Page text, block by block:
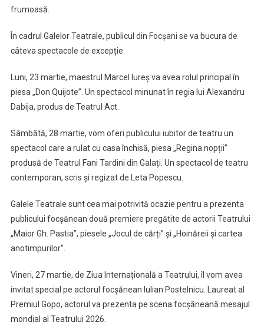
frumoasă.
În cadrul Galelor Teatrale, publicul din Focșani se va bucura de
câteva spectacole de excepție.
Luni, 23 martie, maestrul Marcel Iureș va avea rolul principal în
piesa „Don Quijote”. Un spectacol minunat în regia lui Alexandru
Dabija, produs de Teatrul Act.
Sâmbătă, 28 martie, vom oferi publicului iubitor de teatru un
spectacol care a rulat cu casa închisă, piesa „Regina nopții”
produsă de Teatrul Fani Tardini din Galați. Un spectacol de teatru
contemporan, scris și regizat de Leta Popescu.
Galele Teatrale sunt cea mai potrivită ocazie pentru a prezenta
publicului focșănean două premiere pregătite de actorii Teatrului
„Maior Gh. Pastia”, piesele „Jocul de cărți” și „Hoinăreii și cartea
anotimpurilor”.
Vineri, 27 martie, de Ziua Internațională a Teatrului, îl vom avea
invitat special pe actorul focșănean Iulian Postelnicu. Laureat al
Premiul Gopo, actorul va prezenta pe scena focșăneană mesajul
mondial al Teatrului 2026.